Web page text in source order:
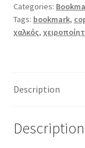
Categories:
Tags: bookmark,
χαλκός,
Description
Description